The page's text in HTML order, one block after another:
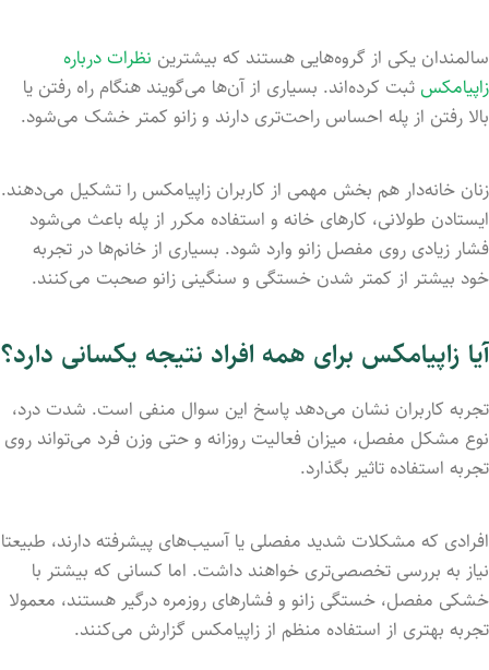
سالمندان یکی از گروه‌هایی هستند که بیشترین نظرات درباره
زاپیامکس ثبت کرده‌اند. بسیاری از آن‌ها می‌گویند هنگام راه رفتن یا
بالا رفتن از پله احساس راحت‌تری دارند و زانو کمتر خشک می‌شود.
زنان خانه‌دار هم بخش مهمی از کاربران زاپیامکس را تشکیل می‌دهند.
ایستادن طولانی، کارهای خانه و استفاده مکرر از پله باعث می‌شود
فشار زیادی روی مفصل زانو وارد شود. بسیاری از خانم‌ها در تجربه
خود بیشتر از کمتر شدن خستگی و سنگینی زانو صحبت می‌کنند.
آیا زاپیامکس برای همه افراد نتیجه یکسانی دارد؟
تجربه کاربران نشان می‌دهد پاسخ این سوال منفی است. شدت درد،
نوع مشکل مفصل، میزان فعالیت روزانه و حتی وزن فرد می‌تواند روی
تجربه استفاده تاثیر بگذارد.
افرادی که مشکلات شدید مفصلی یا آسیب‌های پیشرفته دارند، طبیعتا
نیاز به بررسی تخصصی‌تری خواهند داشت. اما کسانی که بیشتر با
خشکی مفصل، خستگی زانو و فشارهای روزمره درگیر هستند، معمولا
تجربه بهتری از استفاده منظم از زاپیامکس گزارش می‌کنند.